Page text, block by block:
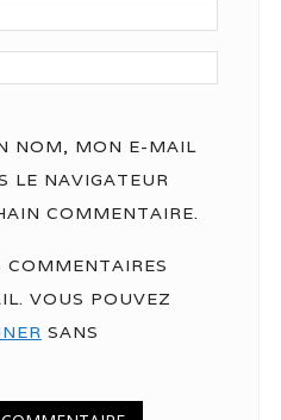
NOM, MON E-MAIL
LE NAVIGATEUR
COMMENTAIRE.
COMMENTAIRES
VOUS POUVEZ
SANS